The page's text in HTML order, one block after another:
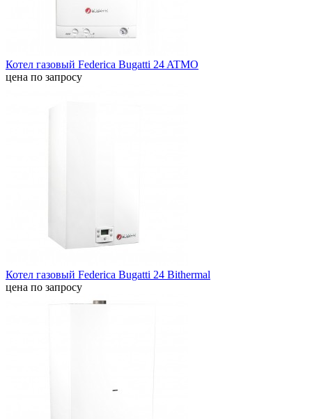
Котел газовый Federica Bugatti 24 ATMO
цена по запросу
Котел газовый Federica Bugatti 24 Bithermal
цена по запросу